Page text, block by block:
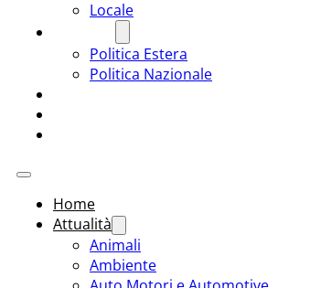
Locale
Politica Estera
Politica Nazionale
Home
Attualità
Animali
Ambiente